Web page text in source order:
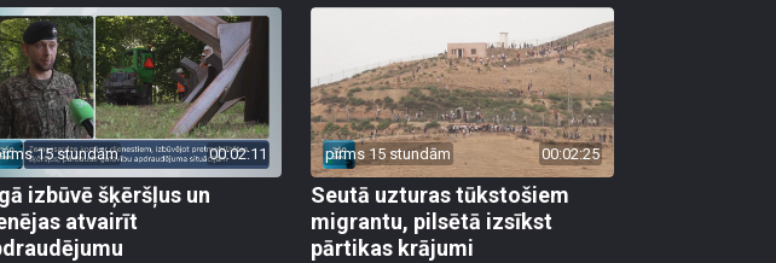
15 stundām 00:02:11
izbūvē šķēršļus un
atvairīt
pirms 15 stundām 00:02:25
Seutā uzturas tūkstošiem
migrantu, pilsētā izsīkst
pārtikas krājumi